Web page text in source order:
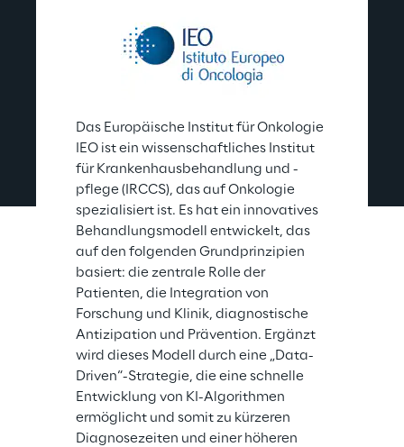
Das Europäische Institut für Onkologie
IEO ist ein wissenschaftliches Institut
für Krankenhausbehandlung und -
pflege (IRCCS), das auf Onkologie
spezialisiert ist. Es hat ein innovatives
Behandlungsmodell entwickelt, das
auf den folgenden Grundprinzipien
basiert: die zentrale Rolle der
Patienten, die Integration von
Forschung und Klinik, diagnostische
Antizipation und Prävention. Ergänzt
wird dieses Modell durch eine „Data-
Driven“-Strategie, die eine schnelle
Entwicklung von KI-Algorithmen
ermöglicht und somit zu kürzeren
Diagnosezeiten und einer höheren